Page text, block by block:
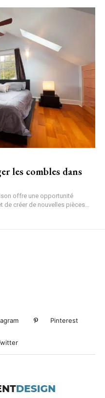
les combles dans
offre une opportunité
créer de nouvelles pièces...
Pinterest